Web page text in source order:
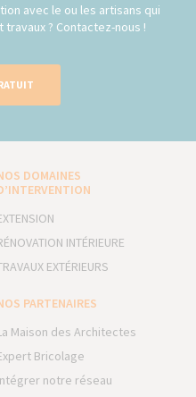
avec le ou les artisans qui
? Contactez-nous !
DOMAINES
INTÉRIEURE
EXTÉRIEURS
PARTENAIRES
Maison des Architectes
Bricolage
notre réseau